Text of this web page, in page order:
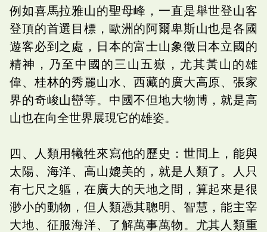
例如喜馬拉雅山的聖母峰，一直是舉世登山客
登頂的首選目標，歐洲的阿爾卑斯山也是各國
遊客必到之處，日本的富士山象徵日本立國的
精神，乃至中國的三山五嶽，尤其黃山的雄
偉、桂林的秀麗山水、西藏的廣大高原、張家
界的奇峻山巒等。中國不但地大物博，就是高
山也在向全世界展現它的雄姿。
四、人類用犧牲來寫他的歷史：世間上，能與
太陽、海洋、高山媲美的，就是人類了。人只
有七尺之軀，在廣大的天地之間，算起來是很
渺小的動物，但人類憑其聰明、智慧，能主宰
大地、征服海洋、了解萬事萬物。尤其人類重